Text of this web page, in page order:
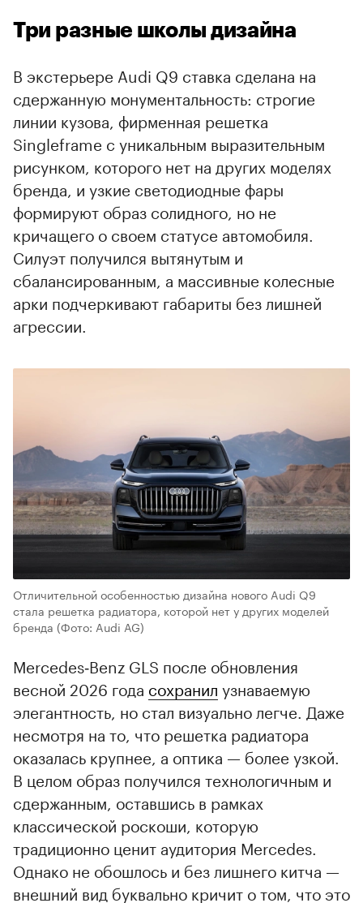
Три разные школы дизайна
В экстерьере Audi Q9 ставка сделана на
сдержанную монументальность: строгие
линии кузова, фирменная решетка
Singleframe с уникальным выразительным
рисунком, которого нет на других моделях
бренда, и узкие светодиодные фары
формируют образ солидного, но не
кричащего о своем статусе автомобиля.
Силуэт получился вытянутым и
сбалансированным, а массивные колесные
арки подчеркивают габариты без лишней
агрессии.
Отличительной особенностью дизайна нового Audi Q9
стала решетка радиатора, которой нет у других моделей
бренда (Фото: Audi AG)
Mercedes‑Benz GLS после обновления
весной 2026 года сохранил узнаваемую
элегантность, но стал визуально легче. Даже
несмотря на то, что решетка радиатора
оказалась крупнее, а оптика — более узкой.
В целом образ получился технологичным и
сдержанным, оставшись в рамках
классической роскоши, которую
традиционно ценит аудитория Mercedes.
Однако не обошлось и без лишнего китча —
внешний вид буквально кричит о том, что это